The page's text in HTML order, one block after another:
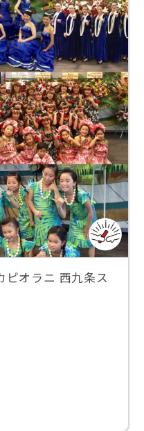
ピオラニ 西九条ス